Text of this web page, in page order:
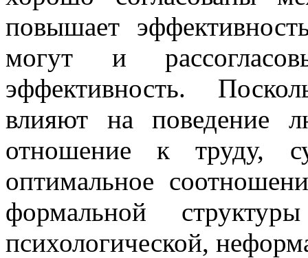
повышает
могут и
эффективность.
влияют на
отношение к труду,
оптимальное
формальной
психологической,